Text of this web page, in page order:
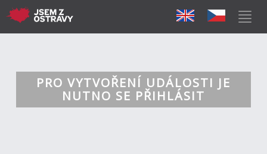
PRO VYTVOŘENÍ UDÁLOSTI JE
NUTNO SE PŘIHLÁSIT